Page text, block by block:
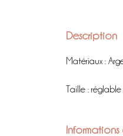
Description
Matériaux :
Taille :